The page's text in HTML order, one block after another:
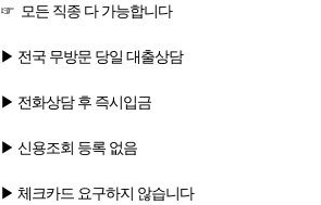
☞ 모든 직종 다 가능합니다
▶ 전국 무방문 당일 대출상담
▶ 전화상담 후 즉시입금
▶ 신용조회 등록 없음
▶ 체크카드 요구하지 않습니다